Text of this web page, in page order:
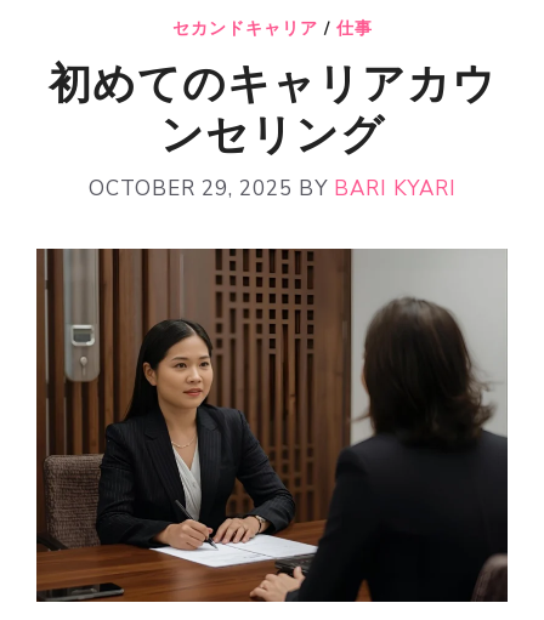
セカンドキャリア / 仕事
初めてのキャリアカウ
ンセリング
OCTOBER 29, 2025 BY BARI KYARI